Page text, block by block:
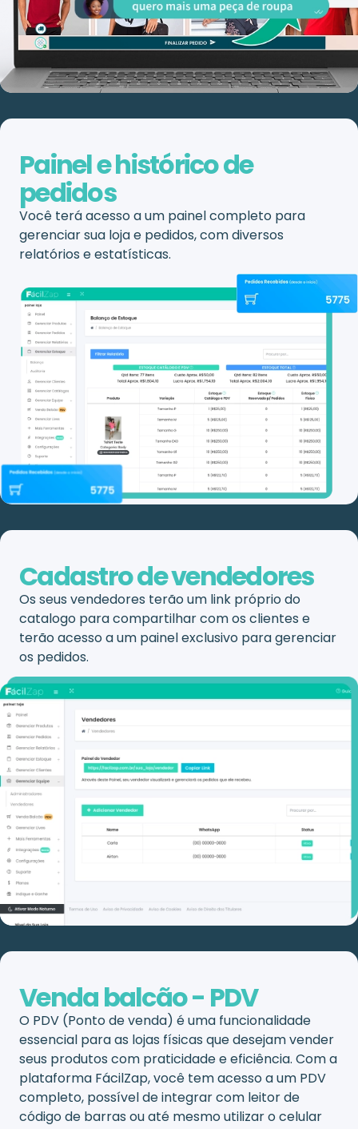
Painel e histórico de
pedidos
Você terá acesso a um painel completo para
gerenciar sua loja e pedidos, com diversos
relatórios e estatísticas.
Cadastro de vendedores
Os seus vendedores terão um link próprio do
catalogo para compartilhar com os clientes e
terão acesso a um painel exclusivo para gerenciar
os pedidos.
Venda balcão - PDV
O PDV (Ponto de venda) é uma funcionalidade
essencial para as lojas físicas que desejam vender
seus produtos com praticidade e eficiência. Com a
plataforma FácilZap, você tem acesso a um PDV
completo, possível de integrar com leitor de
código de barras ou até mesmo utilizar o celular